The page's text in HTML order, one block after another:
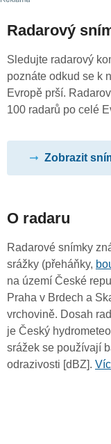
Radarový
Sledujte radarový
poznáte odkud se k
Evropě prší.
100 radarů po celé
Zobrazit
O radaru
Radarové snímky
srážky (přeháňky,
na území České
Praha v Brdech a
vrchovině. Dosah
je Český
srážek se používají
odrazivosti [dBZ].